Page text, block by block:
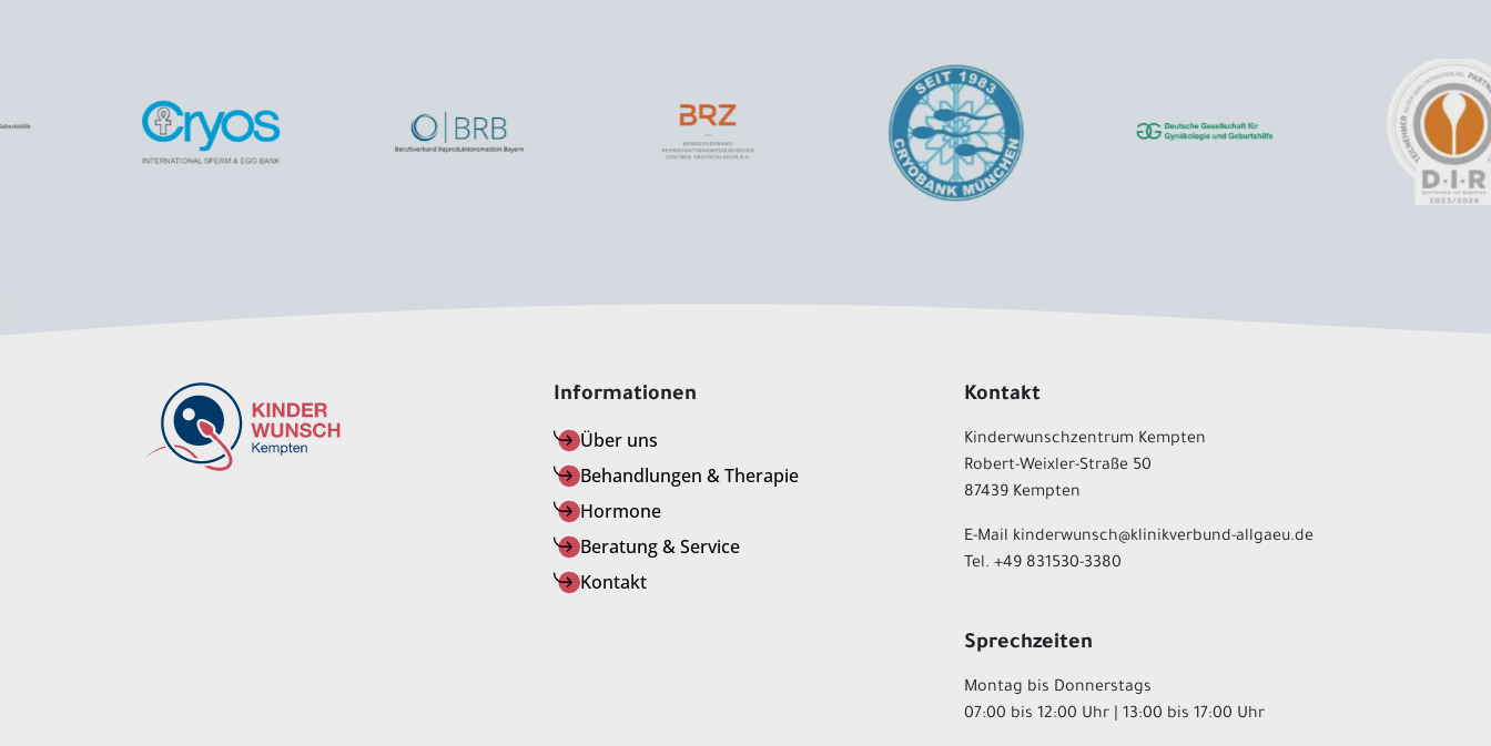
Informationen
Über uns
Behandlungen & Therapie
Hormone
Beratung & Service
Kontakt
Kontakt
Kinderwunschzentrum Kempten
Robert-Weixler-Straße 50
87439 Kempten
E-Mail kinderwunsch@klinikverbund-allgaeu.de
Tel. +49 831530-3380
Sprechzeiten
Montag bis Donnerstags
07:00 bis 12:00 Uhr | 13:00 bis 17:00 Uhr